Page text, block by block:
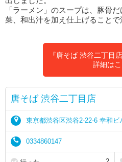
「ラーメン」のスープは、豚骨
菜、和出汁を加え仕上げることで
『唐そば 渋谷二丁目
詳細は
唐そば 渋谷二丁目店
東京都渋谷区渋谷2-22-6 幸和ビ
0334860147